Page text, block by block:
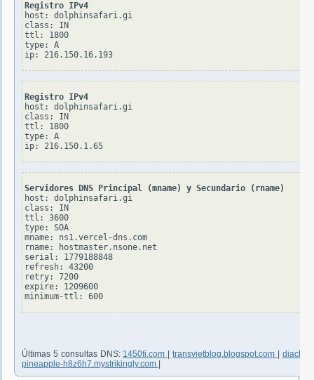
Registro IPv4
host: dolphinsafari.gi
class: IN
ttl: 1800
type: A
Registro IPv4
host: dolphinsafari.gi
class: IN
ttl: 1800
type: A
Servidores DNS Principal (mname) y Secundario (rname)
host: dolphinsafari.gi
class: IN
ttl: 3600
type: SOA
mname: ns1.vercel-dns.com
rname: hostmaster.nsone.net
serial: 1779188848
refresh: 43200
retry: 7200
expire: 1209600
Últimas 5 consultas DNS: 1450fi.com |transvietblog.blogspot.com
pineapple-h8z6h7.mystrikingly.com